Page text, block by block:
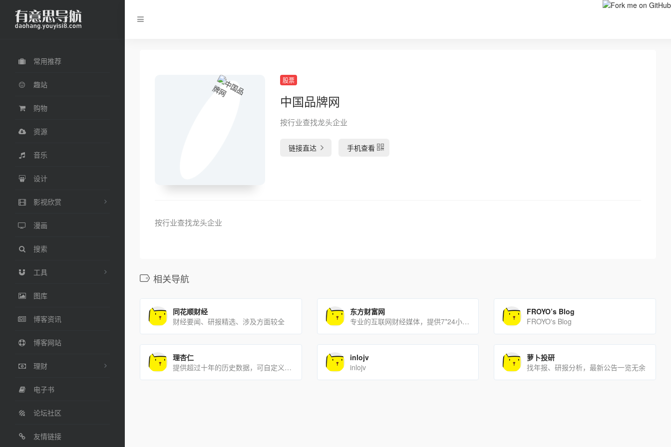
常用推荐
趣站
购物
资源
音乐
设计
影视欣赏
漫画
搜索
工具
图库
博客资讯
博客网站
理财
电子书
论坛社区
友情链接
股票
中国品牌网
按行业查找龙头企业
链接直达 手机查看
按行业查找龙头企业
相关导航
同花顺财经
财经要闻、研报精选、涉及方面较全
东方财富网
专业的互联网财经媒体，提供7*24小时财经资讯
FROYO’s Blog
FROYO's Blog
理杏仁
提供超过十年的历史数据，可自定义数据模板。
inlojv
inlojv
萝卜投研
找年报、研报分析，最新公告一览无余